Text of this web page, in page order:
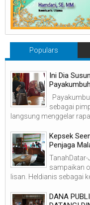
Populars
Ini Dia
Payakumbuh
sebagai
langsung menggelar
Kepsek
Penjaga
sampaikan
lisan. Heldianis sebagai
DANA